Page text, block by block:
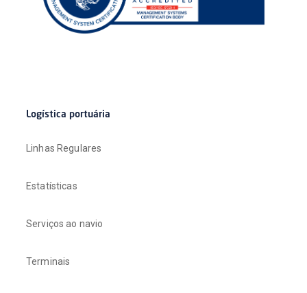
Logística portuária
Linhas Regulares
Estatísticas
Serviços ao navio
Terminais